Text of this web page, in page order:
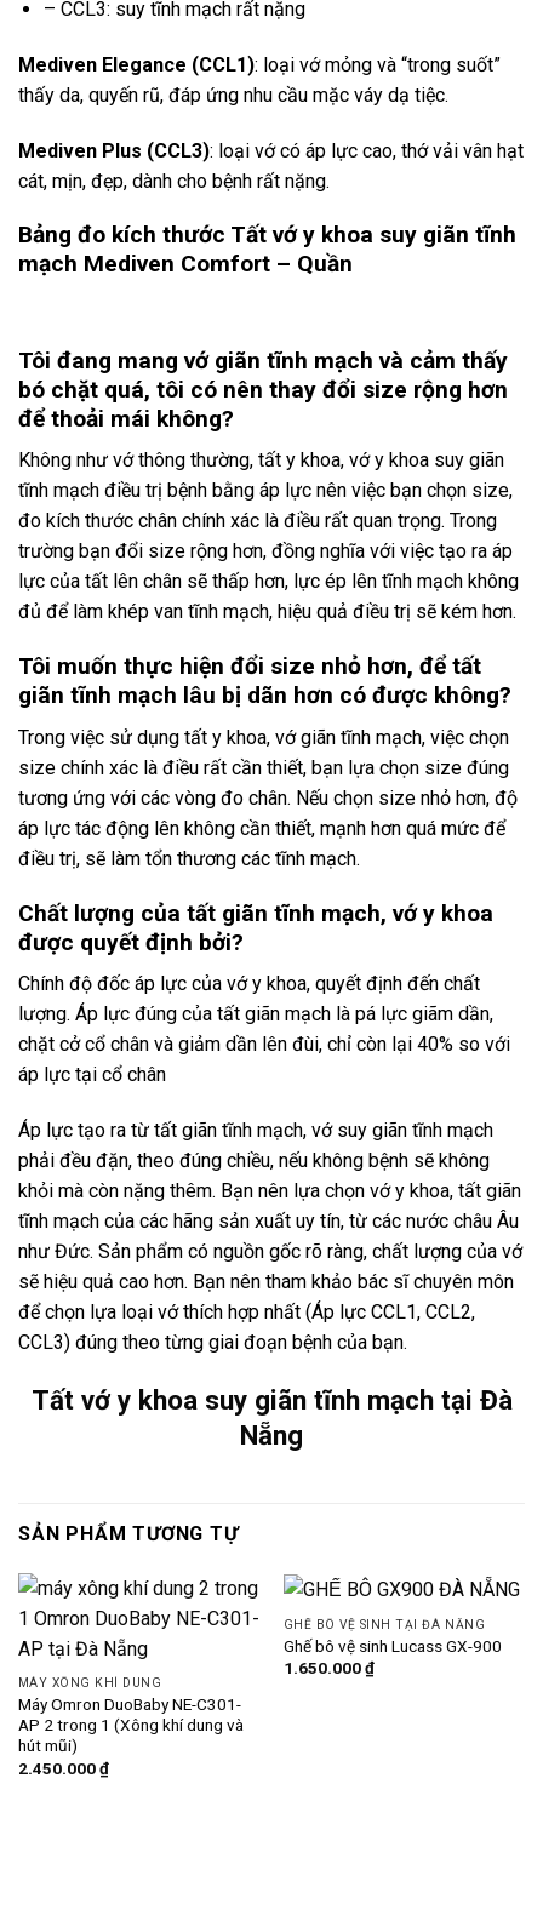
– CCL3: suy tĩnh mạch rất nặng
Mediven Elegance (CCL1): loại vớ mỏng và “trong suốt”
thấy da, quyến rũ, đáp ứng nhu cầu mặc váy dạ tiệc.
Mediven Plus (CCL3): loại vớ có áp lực cao, thớ vải vân hạt
cát, mịn, đẹp, dành cho bệnh rất nặng.
Bảng đo kích thước Tất vớ y khoa suy giãn tĩnh
mạch Mediven Comfort – Quần
Tôi đang mang vớgiãn tĩnh mạch và cảm thấy
bó chặt quá, tôi có nên thay đổi size rộng hơn
để thoải mái không?
Không như vớ thông thường, tất y khoa, vớ y khoa suy giãn
tĩnh mạch điều trị bệnh bằng áp lực nên việc bạn chọn size,
đo kích thước chân chính xác là điều rất quan trọng. Trong
trường bạn đổi size rộng hơn, đồng nghĩa với việc tạo ra áp
lực của tất lên chân sẽ thấp hơn, lực ép lên tĩnh mạch không
đủ để làm khép van tĩnh mạch, hiệu quả điều trị sẽ kém hơn.
Tôi muốn thực hiện đổi size nhỏ hơn, để tất
giãn tĩnh mạch lâu bị dãn hơn có được không?
Trong việc sử dụng tất y khoa, vớ giãn tĩnh mạch, việc chọn
size chính xác là điều rất cần thiết, bạn lựa chọn size đúng
tương ứng với các vòng đo chân. Nếu chọn size nhỏ hơn, độ
áp lực tác động lên không cần thiết, mạnh hơn quá mức để
điều trị, sẽ làm tổn thương các tĩnh mạch.
Chất lượng của tất giãn tĩnh mạch, vớ y khoa
được quyết định bởi?
Chính độ đốc áp lực của vớ y khoa, quyết định đến chất
lượng. Áp lực đúng của tất giãn mạch là pá lực giãm dần,
chặt cở cổ chân và giảm dần lên đùi, chỉ còn lại 40% so với
áp lực tại cổ chân
Áp lực tạo ra từ tất giãn tĩnh mạch, vớ suy giãn tĩnh mạch
phải đều đặn, theo đúng chiều, nếu không bệnh sẽ không
khỏi mà còn nặng thêm. Bạn nên lựa chọn vớ y khoa, tất giãn
tĩnh mạch của các hãng sản xuất uy tín, từ các nước châu Âu
như Đức. Sản phẩm có nguồn gốc rõ ràng, chất lượng của vớ
sẽ hiệu quả cao hơn. Bạn nên tham khảo bác sĩ chuyên môn
để chọn lựa loại vớ thích hợp nhất (Áp lực CCL1, CCL2,
CCL3) đúng theo từng giai đoạn bệnh của bạn.
Tất vớ y khoa suy giãn tĩnh mạch tại Đà
Nẵng
SẢN PHẨM TƯƠNG TỰ
MÁY XÔNG KHÍ DUNG
Máy Omron DuoBaby NE-C301-
AP 2 trong 1 (Xông khí dung và
hút mũi)
2.450.000₫
GHẾ BÔ VỆ SINH TẠI ĐÀ NẴNG
Ghế bô vệ sinh Lucass GX-900
1.650.000₫